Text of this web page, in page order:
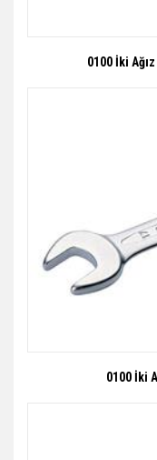
0100 İki
0100 İki